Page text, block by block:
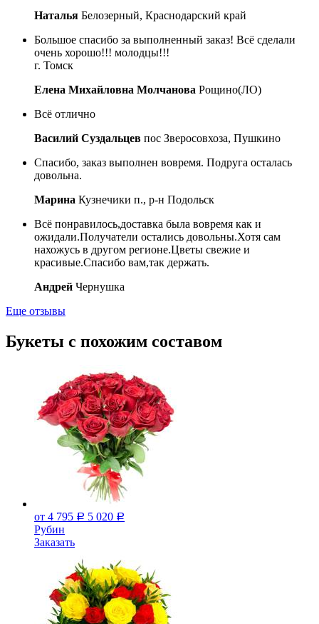
Наталья Белозерный, Краснодарский край
Большое спасибо за выполненный заказ! Всё сделали
очень хорошо!!! молодцы!!!
г. Томск
Елена Михайловна Молчанова Рощино(ЛО)
Всё отлично
Василий Суздальцев пос Зверосовхоза, Пушкино
Спасибо, заказ выполнен вовремя. Подруга осталась
довольна.
Марина Кузнечики п., р-н Подольск
Всё понравилось,доставка была вовремя как и
ожидали.Получатели остались довольны.Хотя сам
нахожусь в другом регионе.Цветы свежие и
красивые.Спасибо вам,так держать.
Андрей Чернушка
Еще отзывы
Букеты с похожим составом
от 4 795 Р 5 020 Р
Рубин
Заказать